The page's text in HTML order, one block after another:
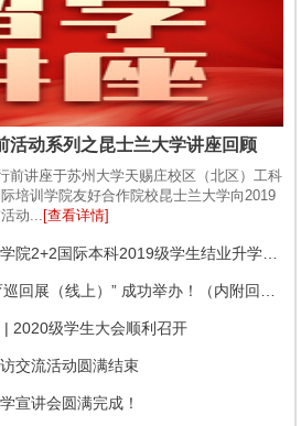
活动系列之昆士兰大学讲座回顾
前讲座于苏州大学天赐庄校区（北区）工科
培训学院友好合作院校昆士兰大学向2019
动... [查看详情]
记苏州大学国际培训学院2+2国际本科2019级学生结业升学系列活动
“ 2021 中国国际教育巡回展（线上）” 成功举办！（内附回放方式）
2020级学生大会顺利召开
交流活动圆满结束
宣讲会圆满完成！